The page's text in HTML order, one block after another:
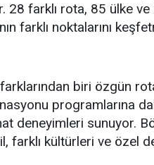
28 farklı rota, 85 ülke
farklı noktalarını
biri özgün
programlarına
deneyimleri sunuyor.
farklı kültürleri ve özel